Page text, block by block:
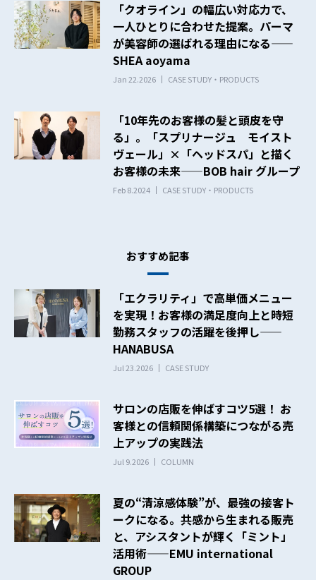
「クオライン」の幅広い対応力で、
一人ひとりに合わせた提案。パーマ
が美容師の選ばれる理由になる——
SHEA aoyama
Jan 22.2026 CASE STUDY・PRODUCTS
「10年先のお客様の髪と頭皮を守
る」。「スプリナージュ モイスト
ヴェール」×「ヘッドスパ」と描く
お客様の未来——BOB hair グループ
Feb 8.2024 CASE STUDY・PRODUCTS
おすすめ記事
「エクラリティ」で高単価メニュー
を実現！お客様の満足度向上と時短
勤務スタッフの活躍を後押し——
HANABUSA
Jul 23.2026 CASE STUDY
サロンの店販を伸ばすコツ5選！ お
客様との信頼関係構築につながる売
上アップの実践法
Jul 9.2026 COLUMN
夏の“清涼感体験”が、最強の接客ト
ークになる。共感から生まれる販売
と、アシスタントが輝く「ミント」
活用術——EMU international
GROUP